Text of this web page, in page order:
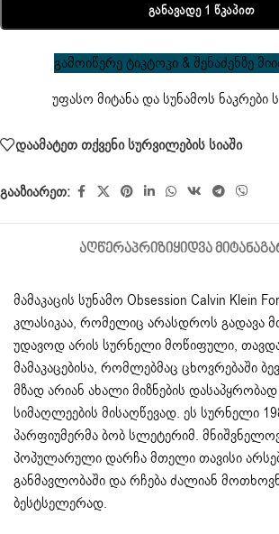
Განავადე 1 Წკაპით
გამოიწერე ტიკტოკი & შენაძენზე
უფასო მიტანა და სუნამოს ნაკრები
დაამატეთ თქვენი სურვილების სიაში
გააზიარეთ:
ᲐᲦᲬᲔᲠᲐᲞᲠᲘᲖᲘᲧᲘᲓᲕᲐ ᲛᲘᲢᲐᲜᲐ
მამაკაცის სუნამო Obsession Calvin Klein
კლასიკაა, რომელიც არასდროს გადავა
უდავოდ არის სურნელი მოწიფული,
მამაკაცებისა, რომლებმაც ცხოვრებაში
მზად არიან ახალი მიზნების
სიმაღლეების მისაღწევად. ეს სურნელი
პარფიუმერმა ბობ სლეტერიმ.
პოპულარული დარჩა მთელი თავისი
განმავლობაში და რჩება ძალიან
ბესტსელერად.